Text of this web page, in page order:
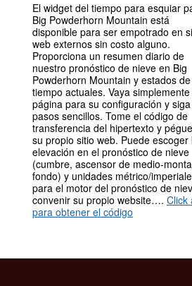
El widget del tiempo para esquiar
Big Powderhorn Mountain está
disponible para ser empotrado en
web externos sin costo alguno.
Proporciona un resumen diario de
nuestro pronóstico de nieve en Big
Powderhorn Mountain y estados de
tiempo actuales. Vaya
página para su configuración y
pasos sencillos. Tome el código de
transferencia del hipertexto y
su propio sitio web. Puede escoger
elevación en el pronóstico de nieve
(cumbre, ascensor de medio-
fondo) y unidades métrico/
para el motor del pronóstico de
convenir su propio website…. Click
para obtener el código